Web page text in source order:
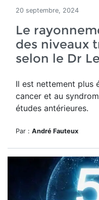
20 septembre, 2024
Le
des niveaux
selon le Dr
Il est nettement plus
cancer et au
études antérieures.
Par : André Fauteux